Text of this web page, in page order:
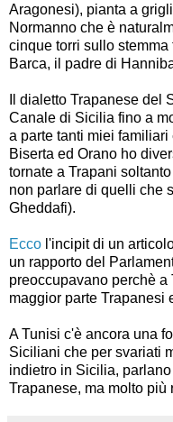
Aragonesi), pianta a
Normanno che è
cinque torri sullo
Barca, il padre di
Il dialetto Trapanese del
Canale di Sicilia fino a
a parte tanti miei
Biserta ed Orano ho
tornate a Trapani
non parlare di quelli che
Gheddafi).
Ecco l'incipit di un
un rapporto del
preoccupavano perchè
maggior parte Trapanesi
A Tunisi c'è ancora una
Siciliani che per svariati
indietro in Sicilia,
Trapanese, ma molto più